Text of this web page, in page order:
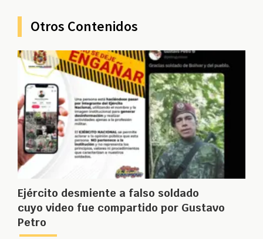
Otros Contenidos
Ejército desmiente a falso soldado
cuyo video fue compartido por Gustavo
Petro